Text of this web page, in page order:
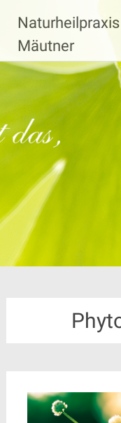
Inhalt
springen
Naturheilpraxis
Mäutner